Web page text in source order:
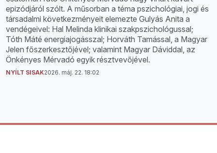
epizódjáról szólt. A műsorban a téma pszichológiai, jogi és
társadalmi következményeit elemezte Gulyás Anita a
vendégeivel: Hal Melinda klinikai szakpszichológussal;
Tóth Máté energiajogásszal; Horváth Tamással, a Magyar
Jelen főszerkesztőjével; valamint Magyar Dáviddal, az
Önkényes Mérvadó egyik résztvevőjével.
NYÍLT SISAK2026. máj. 22. 18:02